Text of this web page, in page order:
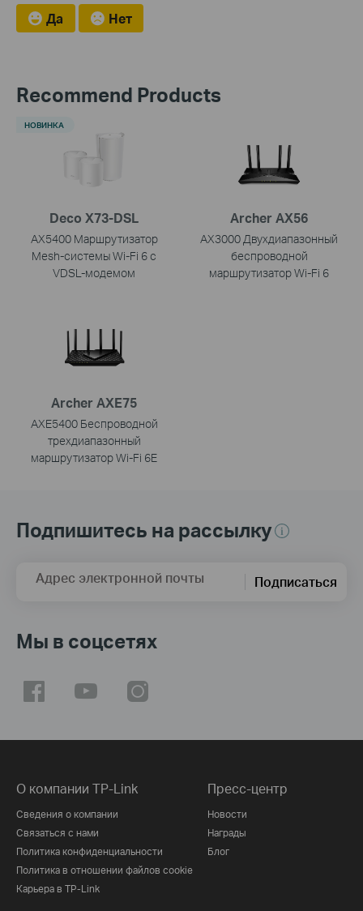
Да Нет
Recommend Products
Deco X73-DSL
AX5400 Маршрутизатор
Mesh-системы Wi-Fi 6 с
VDSL-модемом
НОВИНКА
Archer AX56
AX3000 Двухдиапазонный
беспроводной
маршрутизатор Wi-Fi 6
Archer AXE75
AXE5400 Беспроводной
трехдиапазонный
маршрутизатор Wi-Fi 6E
Подпишитесь на рассылку
Адрес электронной почты Подписаться
Мы в соцсетях
О компании TP-Link
Сведения о компании
Связаться с нами
Политика конфиденциальности
Политика в отношении файлов cookie
Карьера в TP-Link
Пресс-центр
Новости
Награды
Блог